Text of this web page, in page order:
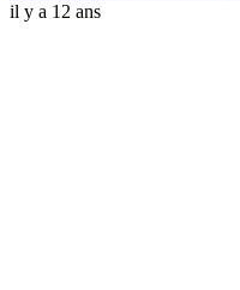
il y a 12 ans